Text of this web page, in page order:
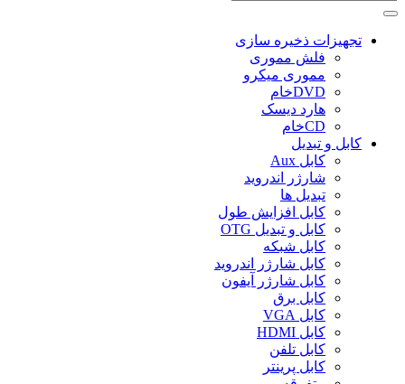
تجهیزات ذخیره سازی
فلش مموری
مموری میکرو
DVDخام
هارد دیسک
CDخام
کابل و تبدیل
کابل Aux
شارژر اندروید
تبدیل ها
کابل افزایش طول
کابل و تبدیل OTG
کابل شبکه
کابل شارژر اندروید
کابل شارژر آیفون
کابل برق
کابل VGA
کابل HDMI
کابل تلفن
کابل پرینتر